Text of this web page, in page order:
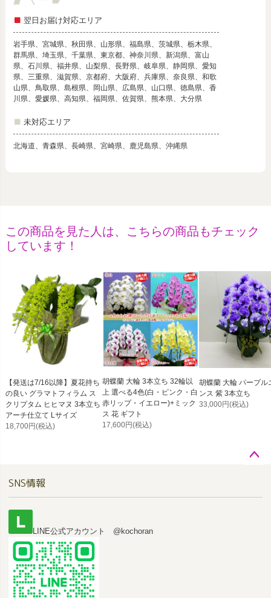
翌日お届け対応エリア
岩手県、宮城県、秋田県、山形県、福島県、茨城県、栃木県、
群馬県、埼玉県、千葉県、東京都、神奈川県、新潟県、富山
県、石川県、福井県、山梨県、長野県、岐阜県、静岡県、愛知
県、三重県、滋賀県、京都府、大阪府、兵庫県、奈良県、和歌
山県、鳥取県、島根県、岡山県、広島県、山口県、徳島県、香
川県、愛媛県、高知県、福岡県、佐賀県、熊本県、大分県
未対応エリア
北海道、青森県、長崎県、宮崎県、鹿児島県、沖縄県
この商品を見た人は、こちらの商品もチェック
しています！
【発送は7/16以降】夏花持ち
の良い グラマトフィラム ス
クリプタム ヒヒマヌ 3本立ち
アーチ仕立て Lサイズ
18,700円(税込)
胡蝶蘭 大輪 3本立ち 32輪以
上 選べる4色(白・ピンク・白
赤リップ・イエロー)+ミック
ス 花 ギフト
17,600円(税込)
胡蝶蘭 大輪 パープル
ンス 紫 3本立ち
33,000円(税込)
ップ
SNS情報
LINE公式アカウント @kochoran